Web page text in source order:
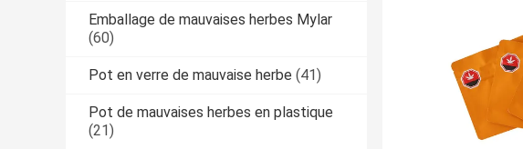
Emballage de mauvaises herbes Mylar
(60)
Pot en verre de mauvaise herbe (41)
Pot de mauvaises herbes en plastique
(21)